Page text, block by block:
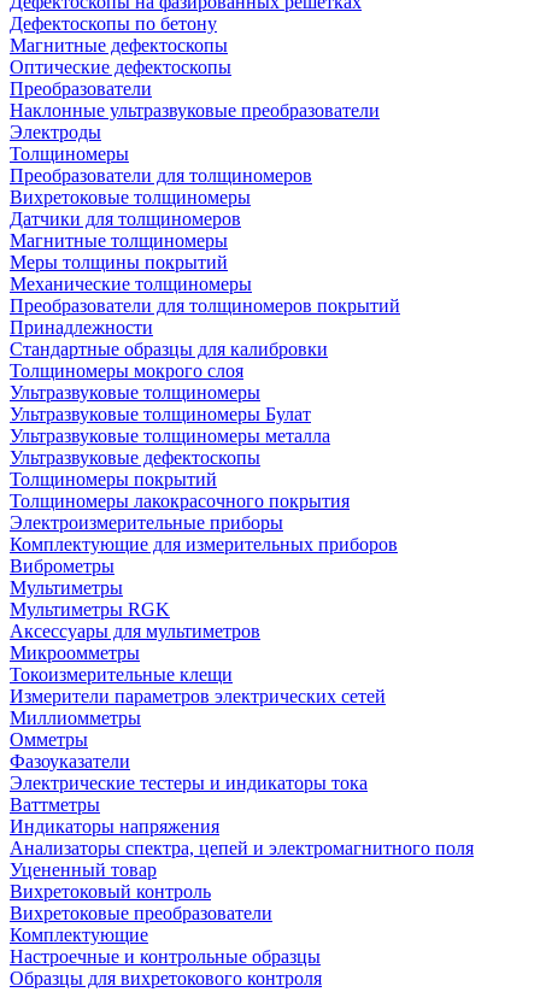
Дефектоскопы по бетону
Магнитные дефектоскопы
Оптические дефектоскопы
Преобразователи
Наклонные ультразвуковые преобразователи
Электроды
Толщиномеры
Преобразователи для толщиномеров
Вихретоковые толщиномеры
Датчики для толщиномеров
Магнитные толщиномеры
Меры толщины покрытий
Механические толщиномеры
Преобразователи для толщиномеров покрытий
Принадлежности
Стандартные образцы для калибровки
Толщиномеры мокрого слоя
Ультразвуковые толщиномеры
Ультразвуковые толщиномеры Булат
Ультразвуковые толщиномеры металла
Ультразвуковые дефектоскопы
Толщиномеры покрытий
Толщиномеры лакокрасочного покрытия
Электроизмерительные приборы
Комплектующие для измерительных приборов
Виброметры
Мультиметры
Мультиметры RGK
Аксессуары для мультиметров
Микроомметры
Токоизмерительные клещи
Измерители параметров электрических сетей
Миллиомметры
Омметры
Фазоуказатели
Электрические тестеры и индикаторы тока
Ваттметры
Индикаторы напряжения
Анализаторы спектра, цепей и электромагнитного поля
Уцененный товар
Вихретоковый контроль
Вихретоковые преобразователи
Комплектующие
Настроечные и контрольные образцы
Образцы для вихретокового контроля